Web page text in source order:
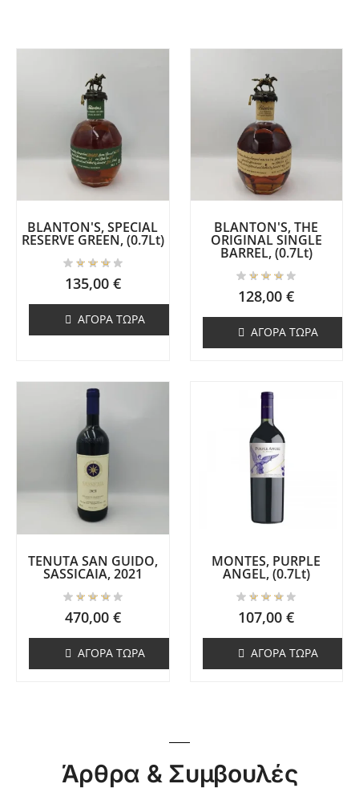
BLANTON'S, SPECIAL
RESERVE GREEN, (0.7Lt)
135,00 €
ΑΓΟΡΆ ΤΏΡΑ
BLANTON'S, THE
ORIGINAL SINGLE
BARREL, (0.7Lt)
128,00€
ΑΓΟΡΆ ΤΏΡΑ
TENUTA SAN GUIDO,
SASSICAIA, 2021
470,00 €
ΑΓΟΡΆ ΤΏΡΑ
MONTES, PURPLE
ANGEL, (0.7Lt)
107,00€
ΑΓΟΡΆ ΤΏΡΑ
Άρθρα & Συμβουλές